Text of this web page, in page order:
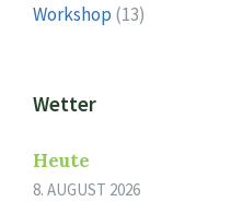
Workshop (13)
Wetter
Heute
8. AUGUST 2026